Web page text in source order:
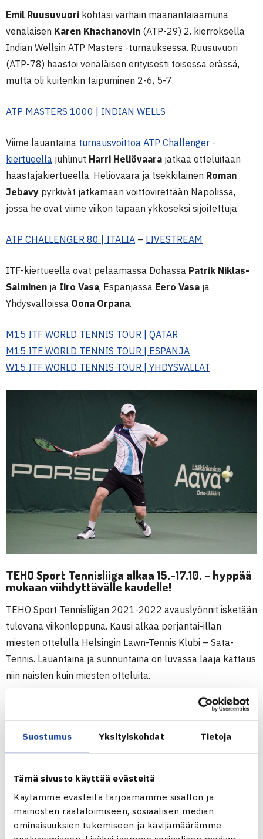
Suostumus Yksityiskohdat Tietoja
Tämä sivusto käyttää evästeitä
Käytämme evästeitä tarjoamamme sisällön ja
mainosten räätälöimiseen, sosiaalisen median
ominaisuuksien tukemiseen ja kävijämäärämme
Emil Ruusuvuori kohtasi varhain maanantaiaamuna
venäläisen Karen Khachanovin (ATP-29) 2. kierroksella
Indian Wellsin ATP Masters -turnauksessa. Ruusuvuori
(ATP-78) haastoi venäläisen erityisesti toisessa erässä,
mutta oli kuitenkin taipuminen 2-6, 5-7.
ATP MASTERS 1000 | INDIAN WELLS
Viime lauantaina turnausvoittoa ATP Challenger -
kiertueella juhlinut Harri Heliövaara jatkaa otteluitaan
haastajakiertueella. Heliövaara ja tsekkiläinen Roman
Jebavy pyrkivät jatkamaan voittovirettään Napolissa,
jossa he ovat viime viikon tapaan ykköseksi sijoitettuja.
ATP CHALLENGER 80 | ITALIA – LIVESTREAM
ITF-kiertueella ovat pelaamassa Dohassa Patrik Niklas-
Salminen ja Iiro Vasa, Espanjassa Eero Vasa ja
Yhdysvalloissa Oona Orpana.
M15 ITF WORLD TENNIS TOUR | QATAR
M15 ITF WORLD TENNIS TOUR | ESPANJA
W15 ITF WORLD TENNIS TOUR | YHDYSVALLAT
TEHO Sport Tennisliiga alkaa 15.-17.10. – hyppää
mukaan viihdyttävälle kaudelle!
TEHO Sport Tennisliigan 2021-2022 avauslyönnit isketään
tulevana viikonloppuna. Kausi alkaa perjantai-illan
miesten ottelulla Helsingin Lawn-Tennis Klubi – Sata-
Tennis. Lauantaina ja sunnuntaina on luvassa laaja kattaus
niin naisten kuin miesten otteluita.
sekä
kotisivut.
LUE LISÄÄ KAUDESTA